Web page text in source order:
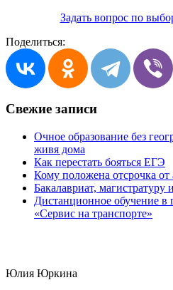
Задать вопрос по
Поделиться:
Свежие записи
Очное образование без
живя дома
Как перестать бояться ЕГЭ
Кому положена отсрочка от
Бакалавриат, магистратуру
Дистанционное обучение в
«Сервис на транспорте»
Юлия Юркина